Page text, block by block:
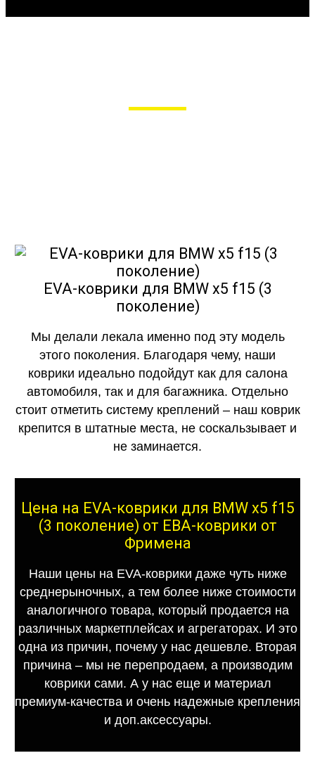
EVA-коврики для BMW x5 f15 (3
поколение)
Мы делали лекала именно под эту модель
этого поколения. Благодаря чему, наши
коврики идеально подойдут как для салона
автомобиля, так и для багажника. Отдельно
стоит отметить систему креплений – наш коврик
крепится в штатные места, не соскальзывает и
не заминается.
Цена на EVA-коврики для BMW x5 f15
(3 поколение) от ЕВА-коврики от
Фримена
Наши цены на EVA-коврики даже чуть ниже
среднерыночных, а тем более ниже стоимости
аналогичного товара, который продается на
различных маркетплейсах и агрегаторах. И это
одна из причин, почему у нас дешевле. Вторая
причина – мы не перепродаем, а производим
коврики сами. А у нас еще и материал
премиум-качества и очень надежные крепления
и доп.аксессуары.